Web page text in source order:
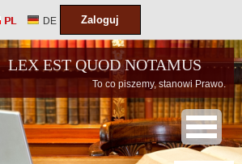
Zaloguj
PL DE
LEX EST QUOD NOTAMUS